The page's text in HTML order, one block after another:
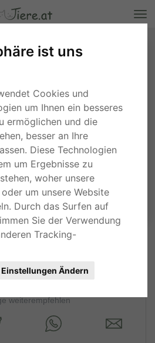
ist uns
Cookies und
um Ihnen ein besseres
ermöglichen und die
besser an Ihre
Diese Technologien
um Ergebnisse zu
woher unsere
um unsere Website
Durch das Surfen auf
Sie der Verwendung
Tracking-
Einstellungen Ändern
AN DEN ANBIETER
weiterempfehlen